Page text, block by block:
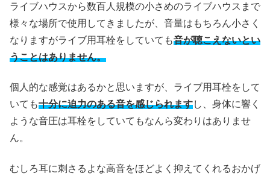
ライブハウスから数百人規模の小さめのライブハウスまで
様々な場所で使用してきましたが、音量はもちろん小さく
なりますがライブ用耳栓をしていても音が聴こえないとい
うことはありません。
個人的な感覚はあるかと思いますが、ライブ用耳栓をして
いても十分に迫力のある音を感じられますし、身体に響く
ような音圧は耳栓をしていてもなんら変わりはありませ
ん。
むしろ耳に刺さるよな高音をほどよく抑えてくれるおかげ